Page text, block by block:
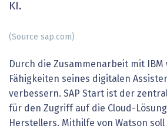
KI.
(Source sap.com)
Durch die Zusammenarbeit mit IBM
Fähigkeiten seines digitalen
verbessern. SAP Start ist der
für den Zugriff auf die Cloud-
Herstellers. Mithilfe von Watson